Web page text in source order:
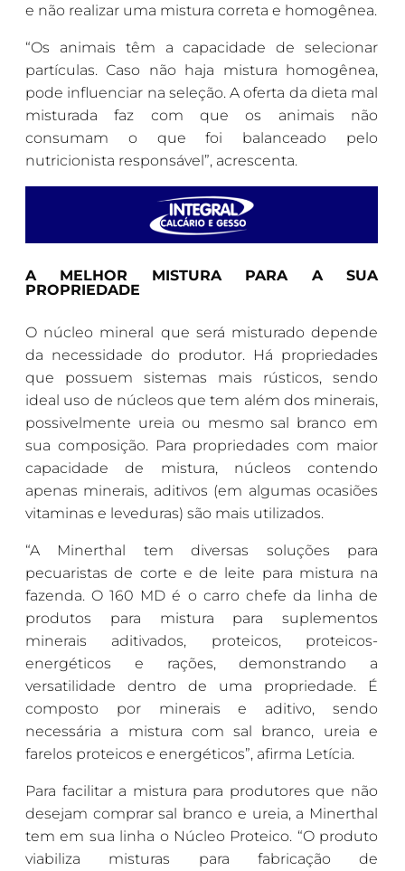
e não realizar uma mistura correta e homogênea.
“Os animais têm a capacidade de selecionar
partículas. Caso não haja mistura homogênea,
pode influenciar na seleção. A oferta da dieta mal
misturada faz com que os animais não
consumam o que foi balanceado pelo
nutricionista responsável”, acrescenta.
A MELHOR MISTURA PARA A SUA
PROPRIEDADE
O núcleo mineral que será misturado depende
da necessidade do produtor. Há propriedades
que possuem sistemas mais rústicos, sendo
ideal uso de núcleos que tem além dos minerais,
possivelmente ureia ou mesmo sal branco em
sua composição. Para propriedades com maior
capacidade de mistura, núcleos contendo
apenas minerais, aditivos (em algumas ocasiões
vitaminas e leveduras) são mais utilizados.
“A Minerthal tem diversas soluções para
pecuaristas de corte e de leite para mistura na
fazenda. O 160 MD é o carro chefe da linha de
produtos para mistura para suplementos
minerais aditivados, proteicos, proteicos-
energéticos e rações, demonstrando a
versatilidade dentro de uma propriedade. É
composto por minerais e aditivo, sendo
necessária a mistura com sal branco, ureia e
farelos proteicos e energéticos”, afirma Letícia.
Para facilitar a mistura para produtores que não
desejam comprar sal branco e ureia, a Minerthal
tem em sua linha o Núcleo Proteico. “O produto
viabiliza misturas para fabricação de